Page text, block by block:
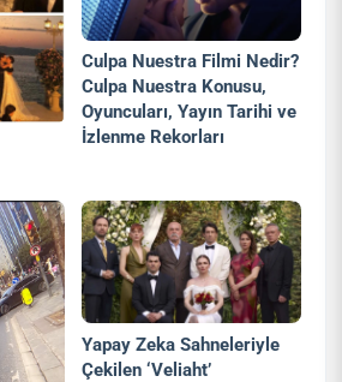
Culpa Nuestra Filmi Nedir?
Culpa Nuestra Konusu,
Oyuncuları, Yayın Tarihi ve
İzlenme Rekorları
Yapay Zeka Sahneleriyle
Çekilen ‘Veliaht’